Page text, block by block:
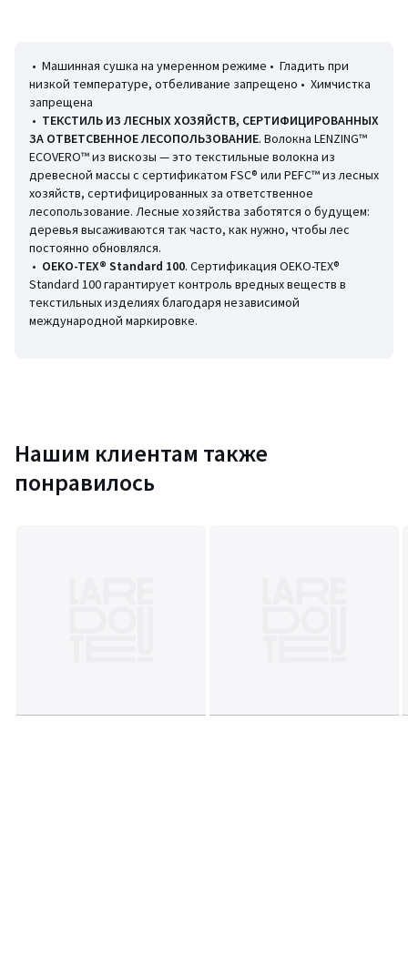
Информация об экологических качествах и характеристиках
товара
• Происхождение производства (ткачество, окрашивание,
пошив): Китай
Последнее обновление информации: 11/03/2026
Цвета Серо-зеленый
Размеры 42/44 (FR) - 48/50 (RUS), 54/56 (FR) - 60/62 (RUS)
• Машинная сушка на умеренном режиме • Гладить при
низкой температуре, отбеливание запрещено • Химчистка
запрещена
• ТЕКСТИЛЬ ИЗ ЛЕСНЫХ ХОЗЯЙСТВ, СЕРТИФИЦИРОВАННЫХ
ЗА ОТВЕТСВЕННОЕ ЛЕСОПОЛЬЗОВАНИЕ. Волокна LENZING™
ECOVERO™ из вискозы — это текстильные волокна из
древесной массы с сертификатом FSC® или PEFC™ из лесных
хозяйств, сертифицированных за ответственное
лесопользование. Лесные хозяйства заботятся о будущем:
деревья высаживаются так часто, как нужно, чтобы лес
постоянно обновлялся.
• OEKO-TEX® Standard 100. Сертификация OEKO-TEX®
Standard 100 гарантирует контроль вредных веществ в
текстильных изделиях благодаря независимой
международной маркировке.
Нашим клиентам также
понравилось